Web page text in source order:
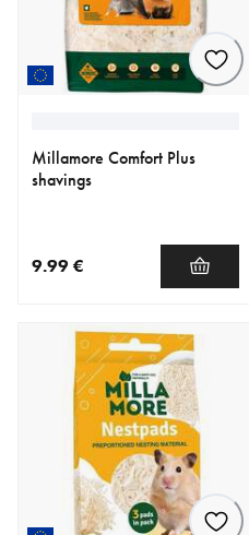
Millamore Comfort Plus
shavings
9.99 €